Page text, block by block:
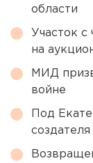
области
Участок с
на
МИД
войне
Под